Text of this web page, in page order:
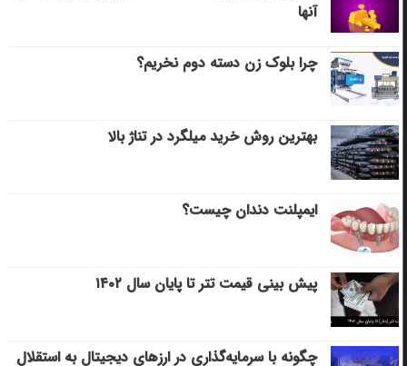
آنها
چرا بلوک زن دسته دوم نخریم؟
بهترین روش خرید میلگرد در تناژ بالا
ایمپلنت دندان چیست؟
پیش بینی قیمت تتر تا پایان سال ۱۴۰۲
چگونه با سرمایه‌گذاری در ارزهای دیجیتال به استقلال